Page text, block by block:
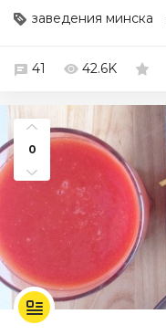
заведения минска
41 42.6K
0